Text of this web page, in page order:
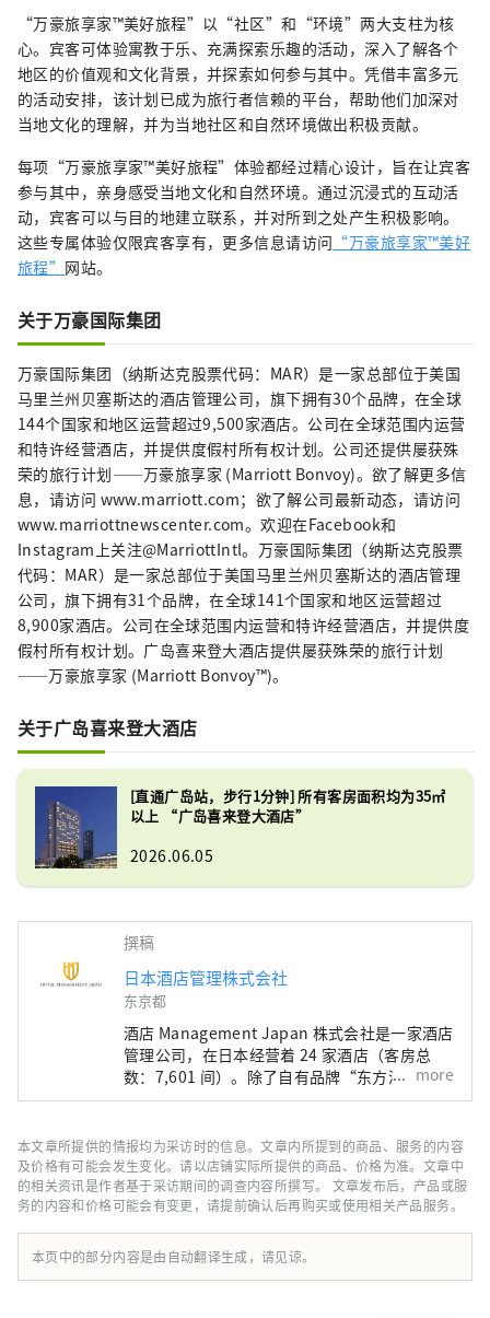
“万豪旅享家™美好旅程”以“社区”和“环境”两大支柱为核
心。宾客可体验寓教于乐、充满探索乐趣的活动，深入了解各个
地区的价值观和文化背景，并探索如何参与其中。凭借丰富多元
的活动安排，该计划已成为旅行者信赖的平台，帮助他们加深对
当地文化的理解，并为当地社区和自然环境做出积极贡献。
每项“万豪旅享家™美好旅程”体验都经过精心设计，旨在让宾客
参与其中，亲身感受当地文化和自然环境。通过沉浸式的互动活
动，宾客可以与目的地建立联系，并对所到之处产生积极影响。
这些专属体验仅限宾客享有，更多信息请访问 “万豪旅享家™美好
旅程” 网站。
关于万豪国际集团
万豪国际集团（纳斯达克股票代码：MAR）是一家总部位于美国
马里兰州贝塞斯达的酒店管理公司，旗下拥有30个品牌，在全球
144个国家和地区运营超过9,500家酒店。公司在全球范围内运营
和特许经营酒店，并提供度假村所有权计划。公司还提供屡获殊
荣的旅行计划——万豪旅享家 (Marriott Bonvoy)。欲了解更多信
息，请访问 www.marriott.com；欲了解公司最新动态，请访问
www.marriottnewscenter.com。欢迎在Facebook和
Instagram上关注@MarriottIntl​​。万豪国际集团（纳斯达克股票
代码：MAR）是一家总部位于美国马里兰州贝塞斯达的酒店管理
公司，旗下拥有31个品牌，在全球141个国家和地区运营超过
8,900家酒店。公司在全球范围内运营和特许经营酒店，并提供度
假村所有权计划。广岛喜来登大酒店提供屡获殊荣的旅行计划
——万豪旅享家 (Marriott Bonvoy™)。
关于广岛喜来登大酒店
[直通广岛站，步行1分钟] 所有客房面积均为35㎡
以上 “广岛喜来登大酒店”
2026.06.05
撰稿
日本酒店管理株式会社
东京都
酒店 Management Japan 株式会社是一家酒店
管理公司，在日本经营着 24 家酒店（客房总
数：7,601 间）。除了自有品牌“东方酒店”和
“东方快车酒店”外，该公司还管理和经营各种
店”。
more
本文章所提供的情报均为采访时的信息。文章内所提到的商品、服务的内容
及价格有可能会发生变化。请以店铺实际所提供的商品、价格为准。文章中
的相关资讯是作者基于采访期间的调查内容所撰写。 文章发布后，产品或服
务的内容和价格可能会有变更，请提前确认后再购买或使用相关产品服务。
本页中的部分内容是由自动翻译生成，请见谅。